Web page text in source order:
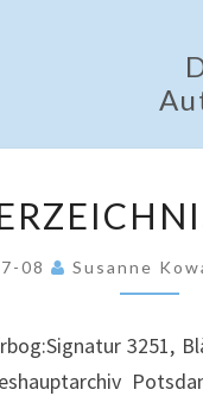
VON
1833
08 Susanne
3251,